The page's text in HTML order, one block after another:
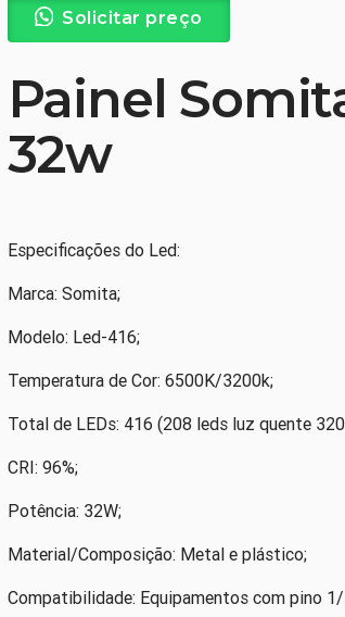
Solicitar preço
Painel
32w
Especificações do Led:
Marca: Somita;
Modelo: Led-416;
Temperatura de Cor: 6500K/3200k;
Total de LEDs: 416 (208 leds luz quente
CRI: 96%;
Potência: 32W;
Material/Composição: Metal e plástico;
Compatibilidade: Equipamentos com pino